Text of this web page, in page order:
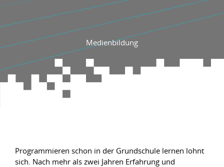
Medienbildung
Programmieren schon in der Grundschule lernen lohnt
sich. Nach mehr als zwei Jahren Erfahrung und